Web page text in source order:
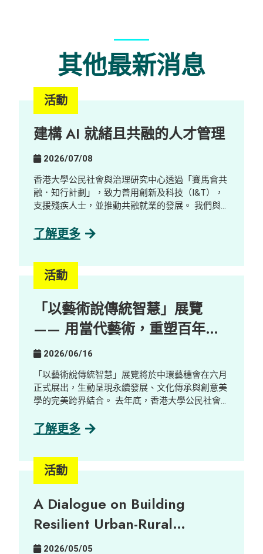
其他最新消息
活動
建構 AI 就緒且共融的人才管理
2026/07/08
香港大學公民社會與治理研究中心透過「賽馬會共
融．知行計劃」，致力善用創新及科技（I&T），
支援殘疾人士，並推動共融就業的發展。 我們與數
合作，舉辦了一場工作體驗及探索工作坊，對象包
如何重塑工作設計與技能需求，並探索其在促進共
融就業方面的潛力。 重點內容 AI 本地化與新職
會，包括 AI Quality Support 等職位，這些職位能
與殘疾人士及有特殊教育需要人才的優勢契合。 人
類在 AI 發展中的關鍵角色： 人類的監督與參與仍
不可或缺，包括確保內容準確性、調整語氣風格，
以及進行情境判斷等。 走向與 AI 協作的新工作模
式： 隨著 AI 改變職場生態，競爭力愈來愈取決於
與 AI 協作的能力，促使機構重新思考工作設計，
並拓闊人才來源。 在「賽馬會共融．知行計劃」計
了解更多
活動
「以藝術說傳統智慧」展覽
—— 用當代藝術，重塑百年鄉
郊的新想像
2026/06/16
「以藝術說傳統智慧」展覽將於中環藝穗會在六月
正式展出，生動呈現永續發展、文化傳承與創意美
學的完美跨界結合。 去年底，香港大學公民社會與
擁有三百年歷史的客家古村——荔枝窩，展開了沉
大自然三大核心元素——泥土、植物與聲音的當代
藝術作品。 由萃取自在地植物的天然染料，到記錄
溫柔而深刻的感官視角，帶領大家反思鄉郊永續發
展與社區韌性。 展覽詳情： 日期： 2026年6月16
日至23日 時間： 上午 10:00 至 晚上 9:00 地點：
中環藝穗會 陳麗玲畫廊（Google 地圖） 歡迎瀏覽
了解更多
活動
A Dialogue on Building
Resilient Urban-Rural
Partnerships
2026/05/05